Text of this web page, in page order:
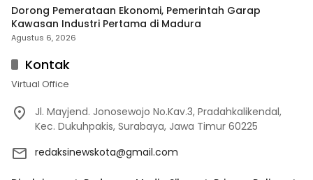
Dorong Pemerataan Ekonomi, Pemerintah Garap
Kawasan Industri Pertama di Madura
Agustus 6, 2026
Kontak
Virtual Office
Jl. Mayjend. Jonosewojo No.Kav.3, Pradahkalikendal,
Kec. Dukuhpakis, Surabaya, Jawa Timur 60225
redaksinewskota@gmail.com